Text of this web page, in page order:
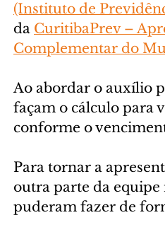
(Instituto de
da CuritibaPrev –
Complementar do
Ao abordar o auxílio
façam o cálculo para
conforme o
Para tornar a
outra parte da equipe
puderam fazer de